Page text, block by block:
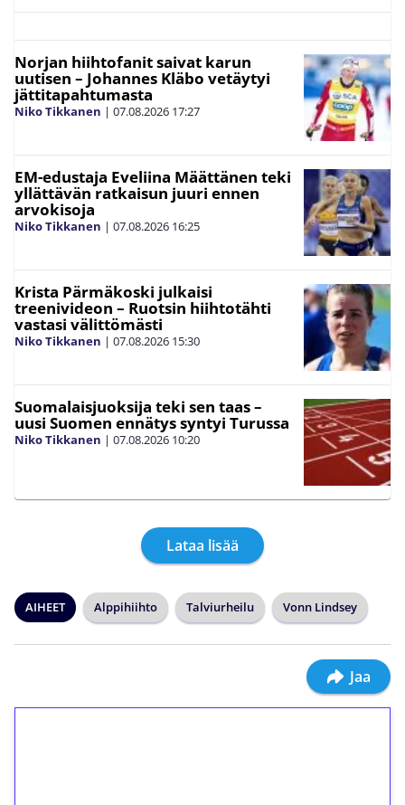
Norjan hiihtofanit saivat karun
uutisen – Johannes Kläbo vetäytyi
jättitapahtumasta
Niko Tikkanen | 07.08.2026 17:27
EM-edustaja Eveliina Määttänen teki
yllättävän ratkaisun juuri ennen
arvokisoja
Niko Tikkanen | 07.08.2026 16:25
Krista Pärmäkoski julkaisi
treenivideon – Ruotsin hiihtotähti
vastasi välittömästi
Niko Tikkanen | 07.08.2026 15:30
Suomalaisjuoksija teki sen taas –
uusi Suomen ennätys syntyi Turussa
Niko Tikkanen | 07.08.2026 10:20
Lataa lisää
AIHEET Alppihiihto Talviurheilu Vonn Lindsey
Jaa